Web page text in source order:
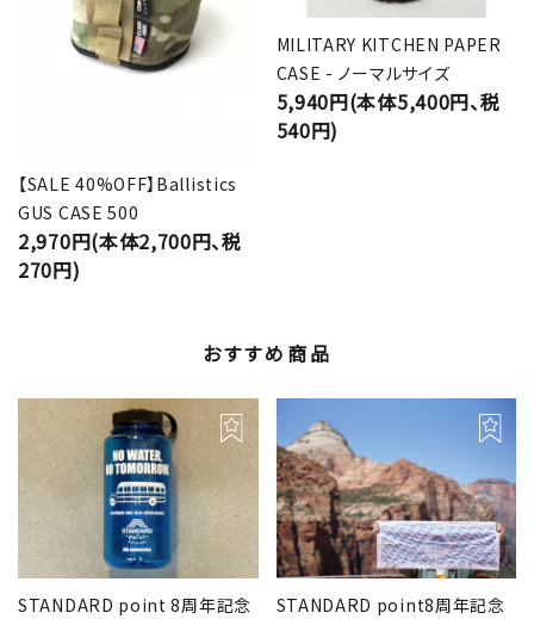
【SALE 40%OFF】Ballistics
GUS CASE 500
2,970円(本体2,700円、税
270円)
MILITARY KITCHEN PAPER
CASE - ノーマルサイズ
5,940円(本体5,400円、税
540円)
おすすめ商品
STANDARD point 8周年記念
STANDARD point8周年記念